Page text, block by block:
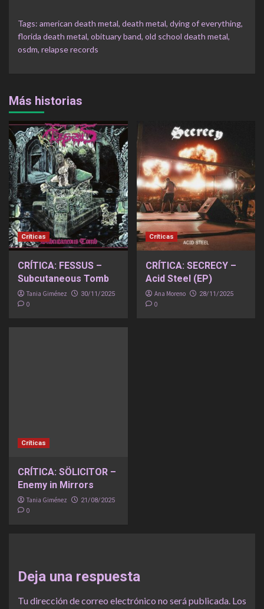
Tags: american death metal, death metal, dying of everything,
florida death metal, obituary band, old school death metal,
osdm, relapse records
Más historias
Críticas
CRÍTICA: FESSUS –
Subcutaneous Tomb
Tania Giménez 30/11/2025
0
Críticas
CRÍTICA: SECRECY –
Acid Steel (EP)
Ana Moreno 28/11/2025
0
Críticas
CRÍTICA: SÖLICITOR –
Enemy in Mirrors
Tania Giménez 21/08/2025
0
Deja una respuesta
Tu dirección de correo electrónico no será publicada. Los